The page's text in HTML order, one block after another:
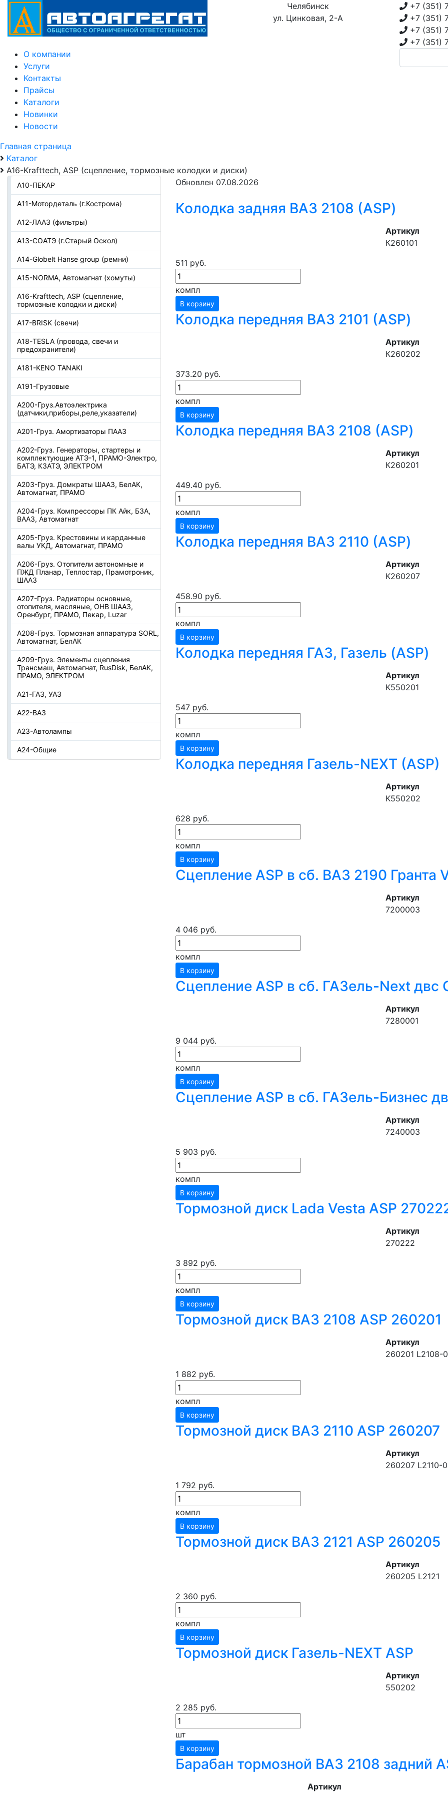
Челябинск
ул. Цинковая, 2-А
+7 (351)
+7 (351)
+7 (351)
+7 (351)
О компании
Услуги
Контакты
Прайсы
Каталоги
Новинки
Новости
Главная страница
Каталог
А16-Krafttech, ASP (сцепление, тормозные колодки и диски)
А10-ПЕКАР
А11-Мотордеталь (г.Кострома)
А12-ЛААЗ (фильтры)
А13-СОАТЭ (г.Старый Оскол)
А14-Globelt Hanse group (ремни)
А15-NORMA, Автомагнат (хомуты)
А16-Krafttech, ASP (сцепление,
тормозные колодки и диски)
А17-BRISK (свечи)
А18-TESLA (провода, свечи и
предохранители)
А181-KENO TANAKI
А191-Грузовые
А200-Груз.Автоэлектрика
(датчики,приборы,реле,указатели)
А201-Груз. Амортизаторы ПААЗ
А202-Груз. Генераторы, стартеры и
комплектующие АТЭ-1, ПРАМО-Электро,
БАТЭ, КЗАТЭ, ЭЛЕКТРОМ
А203-Груз. Домкраты ШААЗ, БелАК,
Автомагнат, ПРАМО
А204-Груз. Компрессоры ПК Айк, БЗА,
ВААЗ, Автомагнат
А205-Груз. Крестовины и карданные
валы УКД, Автомагнат, ПРАМО
А206-Груз. Отопители автономные и
ПЖД Планар, Теплостар, Прамотроник,
ШААЗ
А207-Груз. Радиаторы основные,
отопителя, масляные, ОНВ ШААЗ,
Оренбург, ПРАМО, Пекар, Luzar
А208-Груз. Тормозная аппаратура SORL,
Автомагнат, БелАК
А209-Груз. Элементы сцепления
Трансмаш, Автомагнат, RusDisk, БелАК,
ПРАМО, ЭЛЕКТРОМ
А21-ГАЗ, УАЗ
А22-ВАЗ
А23-Автолампы
А24-Общие
Обновлен 07.08.2026
Колодка задняя ВАЗ 2108 (ASP)
Артикул
К260101
511 руб.
компл
В корзину
Колодка передняя ВАЗ 2101 (ASP)
Артикул
К260202
373.20 руб.
компл
В корзину
Колодка передняя ВАЗ 2108 (ASP)
Артикул
К260201
449.40 руб.
компл
В корзину
Колодка передняя ВАЗ 2110 (ASP)
Артикул
К260207
458.90 руб.
компл
В корзину
Колодка передняя ГАЗ, Газель (ASP)
Артикул
К550201
547 руб.
компл
В корзину
Колодка передняя Газель-NEXT (ASP)
Артикул
К550202
628 руб.
компл
В корзину
Сцепление ASP в сб. ВАЗ 2190 Гранта
Артикул
7200003
4 046 руб.
компл
В корзину
Сцепление ASP в сб. ГАЗель-Next
Артикул
7280001
9 044 руб.
компл
В корзину
Сцепление ASP в сб. ГАЗель-Бизнес
Артикул
7240003
5 903 руб.
компл
В корзину
Тормозной диск Lada Vesta ASP
Артикул
270222
3 892 руб.
компл
В корзину
Тормозной диск ВАЗ 2108 ASP 260201
Артикул
260201 L2108-
1 882 руб.
компл
В корзину
Тормозной диск ВАЗ 2110 ASP 260207
Артикул
260207 L2110-
1 792 руб.
компл
В корзину
Тормозной диск ВАЗ 2121 ASP 260205
Артикул
260205 L2121
2 360 руб.
компл
В корзину
Тормозной диск Газель-NEXT ASP
Артикул
550202
2 285 руб.
шт
В корзину
Барабан тормозной ВАЗ 2108 задний
Артикул